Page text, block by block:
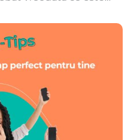
până la
sau transferul de
esențială în